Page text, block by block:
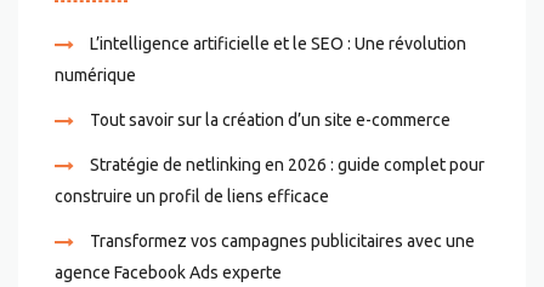
L’intelligence artificielle et le SEO : Une révolution
numérique
Tout savoir sur la création d’un site e-commerce
Stratégie de netlinking en 2026 : guide complet pour
construire un profil de liens efficace
Transformez vos campagnes publicitaires avec une
agence Facebook Ads experte